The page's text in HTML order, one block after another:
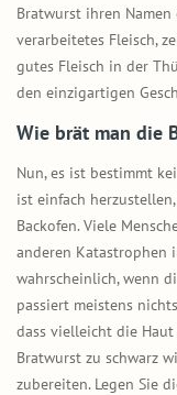
Bratwurst ihren
verarbeitetes Fleisch,
gutes Fleisch in der
den einzigartigen
Wie brät man die
Nun, es ist bestimmt
ist einfach
Backofen. Viele
anderen Katastrophen
wahrscheinlich, wenn
passiert meistens
dass vielleicht die
Bratwurst zu schwarz
zubereiten. Legen Sie